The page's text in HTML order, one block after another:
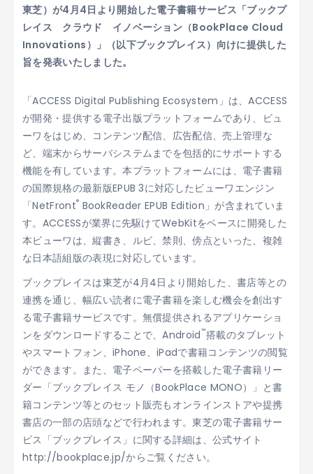
東芝）が4月4日より開始した電子書籍サービス「ブックプ
レイス クラウド イノベーション（BookPlace Cloud
Innovations）」（以下ブックプレイス）向けに提供した
旨を発表いたしました。
「ACCESS Digital Publishing Ecosystem」は、ACCESS
が開発・提供する電子出版プラットフォームであり、ビュ
ーワをはじめ、コンテンツ配信、広告配信、売上管理な
ど、端末からサーバシステムまでを包括的にサポートする
機能を有しています。本プラットフォームには、電子書籍
の国際規格の最新版EPUB 3に対応したビューワエンジン
「NetFront® BookReader EPUB Edition」が含まれていま
す。ACCESSが業界に先駆けてWebKitをベースに開発した
本ビューワは、縦書き、ルビ、禁則、傍点といった、複雑
な日本語組版の表現に対応しています。
ブックプレイスは東芝が4月4日より開始した、書店等との
連携を通じ、幅広い読者に電子書籍を楽しむ機会を創出す
る電子書籍サービスです。無償提供されるアプリケーショ
ンをダウンロードすることで、Android™搭載のタブレット
やスマートフォン、iPhone、iPadで書籍コンテンツの閲覧
ができます。また、電子ペーパーを搭載した電子書籍リー
ダー「ブックプレイス モノ（BookPlace MONO）」と書
籍コンテンツ等とのセット販売もオンラインストアや提携
書店の一部の店頭などで行われます。東芝の電子書籍サー
ビス「ブックプレイス」に関する詳細は、公式サイト
http://bookplace.jp/からご覧ください。